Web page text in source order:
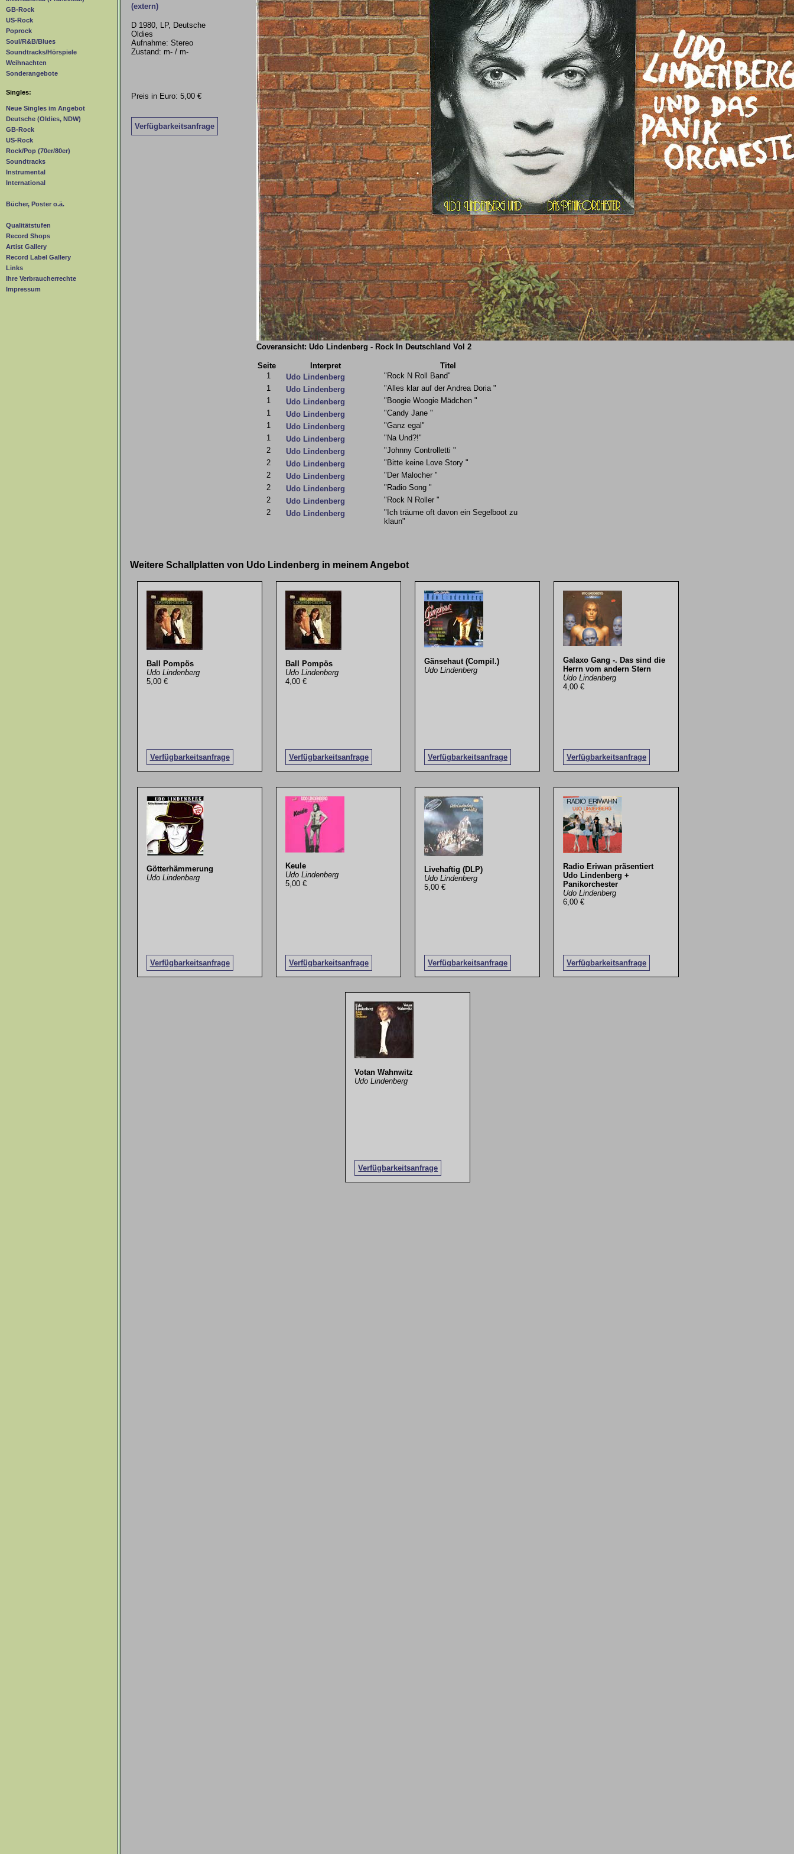
GB-Rock
US-Rock
Poprock
Soul/R&B/Blues
Soundtracks/Hörspiele
Weihnachten
Sonderangebote
Singles:
Neue Singles im Angebot
Deutsche (Oldies, NDW)
GB-Rock
US-Rock
Rock/Pop (70er/80er)
Soundtracks
Instrumental
International
Bücher, Poster o.ä.
Qualitätstufen
Record Shops
Artist Gallery
Record Label Gallery
Links
Ihre Verbraucherrechte
Impressum
(extern)
D 1980, LP, Deutsche
Oldies
Aufnahme: Stereo
Zustand: m- / m-
Preis in Euro: 5,00 €
Verfügbarkeitsanfrage
Coveransicht: Udo Lindenberg - Rock In Deutschland Vol 2
Seite Interpret
Titel
1
Udo Lindenberg
"Rock N Roll Band"
1
Udo Lindenberg
"Alles klar auf der Andrea Doria "
1
Udo Lindenberg
"Boogie Woogie Mädchen "
1
Udo Lindenberg
"Candy Jane "
1
Udo Lindenberg
"Ganz egal"
1
Udo Lindenberg
"Na Und?!"
2
Udo Lindenberg
"Johnny Controlletti "
2
Udo Lindenberg
"Bitte keine Love Story "
2
Udo Lindenberg
"Der Malocher "
2
Udo Lindenberg
"Radio Song "
2
Udo Lindenberg
"Rock N Roller "
2
Udo Lindenberg
"Ich träume oft davon ein Segelboot zu
klaun"
Weitere Schallplatten von Udo Lindenberg in meinem Angebot
Ball Pompös
Udo Lindenberg
5,00 €
Verfügbarkeitsanfrage
Ball Pompös
Udo Lindenberg
4,00 €
Verfügbarkeitsanfrage
Gänsehaut (Compil.)
Udo Lindenberg
Verfügbarkeitsanfrage
Galaxo Gang -. Das sind die
Herrn vom andern Stern
Udo Lindenberg
4,00 €
Verfügbarkeitsanfrage
Götterhämmerung
Udo Lindenberg
Verfügbarkeitsanfrage
Keule
Udo Lindenberg
5,00 €
Verfügbarkeitsanfrage
Livehaftig (DLP)
Udo Lindenberg
5,00 €
Verfügbarkeitsanfrage
Radio Eriwan präsentiert
Udo Lindenberg +
Panikorchester
Udo Lindenberg
6,00 €
Verfügbarkeitsanfrage
Votan Wahnwitz
Udo Lindenberg
Verfügbarkeitsanfrage